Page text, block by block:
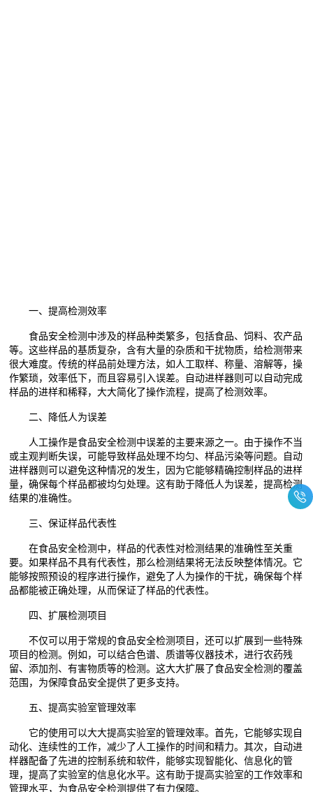
一、提高检测效率
食品安全检测中涉及的样品种类繁多，包括食品、饲料、农产品
等。这些样品的基质复杂，含有大量的杂质和干扰物质，给检测带来
很大难度。传统的样品前处理方法，如人工取样、称量、溶解等，操
作繁琐，效率低下，而且容易引入误差。自动进样器则可以自动完成
样品的进样和稀释，大大简化了操作流程，提高了检测效率。
二、降低人为误差
人工操作是食品安全检测中误差的主要来源之一。由于操作不当
或主观判断失误，可能导致样品处理不均匀、样品污染等问题。自动
进样器则可以避免这种情况的发生，因为它能够精确控制样品的进样
量，确保每个样品都被均匀处理。这有助于降低人为误差，提高检测
结果的准确性。
三、保证样品代表性
在食品安全检测中，样品的代表性对检测结果的准确性至关重
要。如果样品不具有代表性，那么检测结果将无法反映整体情况。它
能够按照预设的程序进行操作，避免了人为操作的干扰，确保每个样
品都能被正确处理，从而保证了样品的代表性。
四、扩展检测项目
不仅可以用于常规的食品安全检测项目，还可以扩展到一些特殊
项目的检测。例如，可以结合色谱、质谱等仪器技术，进行农药残
留、添加剂、有害物质等的检测。这大大扩展了食品安全检测的覆盖
范围，为保障食品安全提供了更多支持。
五、提高实验室管理效率
它的使用可以大大提高实验室的管理效率。首先，它能够实现自
动化、连续性的工作，减少了人工操作的时间和精力。其次，自动进
样器配备了先进的控制系统和软件，能够实现智能化、信息化的管
理，提高了实验室的信息化水平。这有助于提高实验室的工作效率和
管理水平，为食品安全检测提供了有力保障。